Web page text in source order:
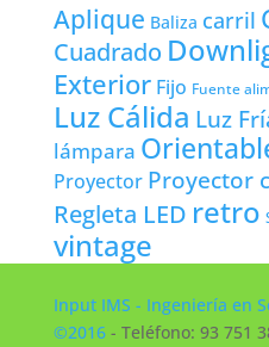
Aplique Baliza carril
Cuadrado
Exterior Fijo Fuente
Luz Cálida Luz
lámpara
Proyector Proyector
Regleta LED retro
vintage
Input IMS - Ingeniería en
©2016- Teléfono: 93 751